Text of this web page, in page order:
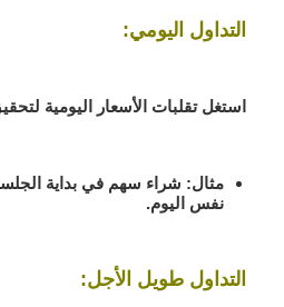
التداول اليومي:
استغل تقلبات الأسعار اليومية
مثال: شراء سهم في بداية
نفس اليوم.
التداول طويل الأجل: